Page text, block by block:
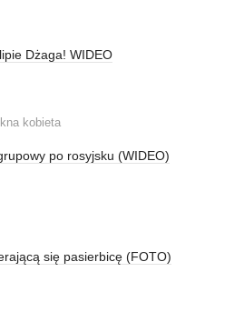
Dżaga! WIDEO
kobieta
po rosyjsku (WIDEO)
się pasierbicę (FOTO)